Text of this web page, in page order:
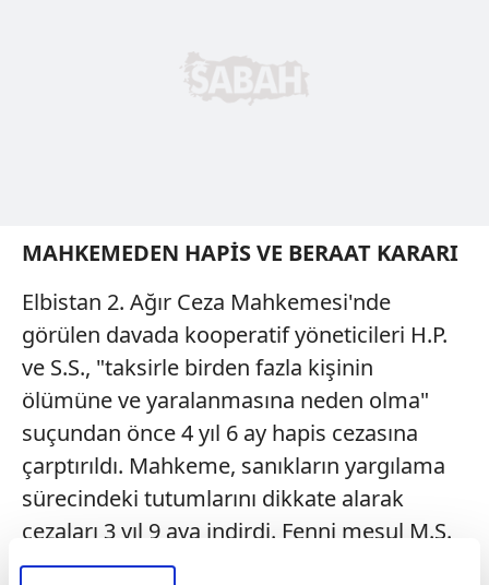
MAHKEMEDEN HAPİS VE BERAAT KARARI
Elbistan 2. Ağır Ceza Mahkemesi'nde
görülen davada kooperatif yöneticileri H.P.
ve S.S., "taksirle birden fazla kişinin
ölümüne ve yaralanmasına neden olma"
suçundan önce 4 yıl 6 ay hapis cezasına
çarptırıldı. Mahkeme, sanıkların yargılama
sürecindeki tutumlarını dikkate alarak
cezaları 3 yıl 9 aya indirdi. Fenni mesul M.Ş.
ile statik proje müellifi ve fenni mesul S.D.